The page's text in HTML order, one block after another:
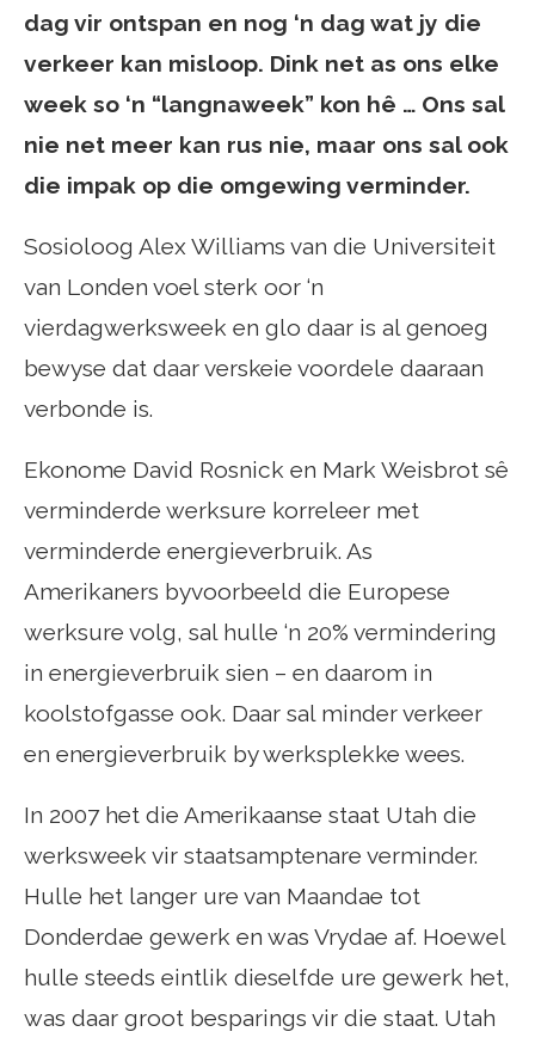
dag vir ontspan en nog ‘n dag wat jy die
verkeer kan misloop. Dink net as ons elke
week so ‘n “langnaweek” kon hê … Ons sal
nie net meer kan rus nie, maar ons sal ook
die impak op die omgewing verminder.
Sosioloog Alex Williams van die Universiteit
van Londen voel sterk oor ‘n
vierdagwerksweek en glo daar is al genoeg
bewyse dat daar verskeie voordele daaraan
verbonde is.
Ekonome David Rosnick en Mark Weisbrot sê
verminderde werksure korreleer met
verminderde energieverbruik. As
Amerikaners byvoorbeeld die Europese
werksure volg, sal hulle ‘n 20% vermindering
in energieverbruik sien – en daarom in
koolstofgasse ook. Daar sal minder verkeer
en energieverbruik by werksplekke wees.
In 2007 het die Amerikaanse staat Utah die
werksweek vir staatsamptenare verminder.
Hulle het langer ure van Maandae tot
Donderdae gewerk en was Vrydae af. Hoewel
hulle steeds eintlik dieselfde ure gewerk het,
was daar groot besparings vir die staat. Utah